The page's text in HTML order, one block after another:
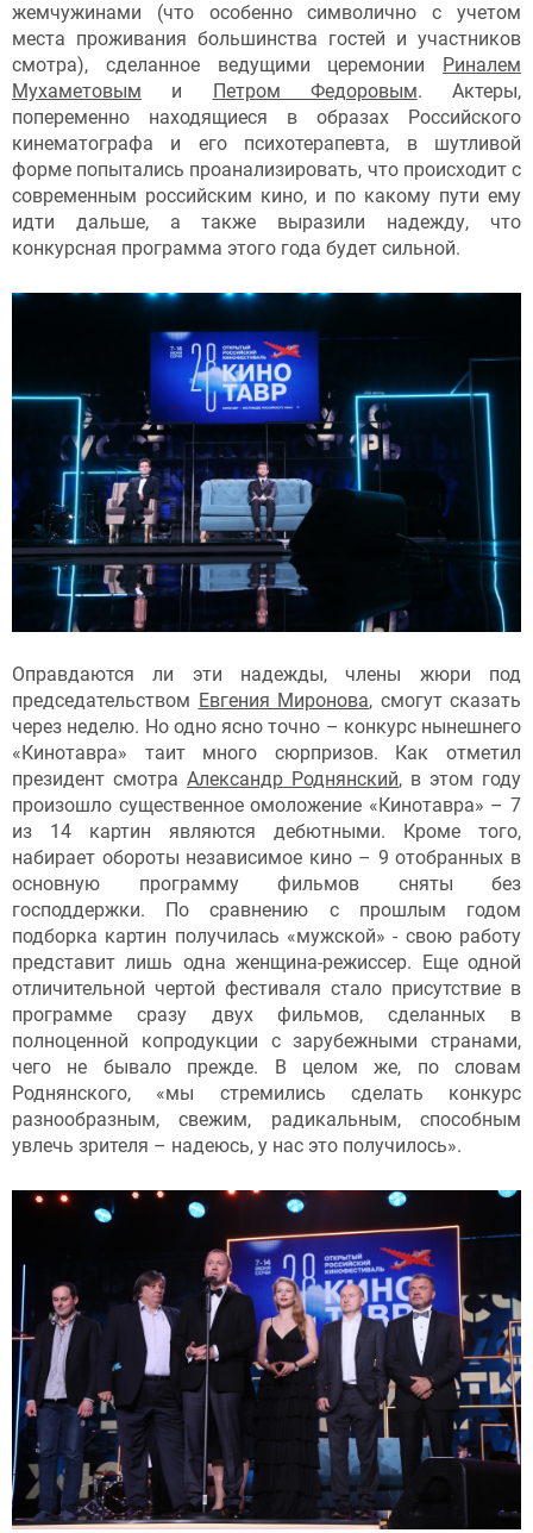
жемчужинами (что особенно символично с учетом
места проживания большинства гостей и участников
смотра), сделанное ведущими церемонии
Риналем
Мухаметовым и Петром Федоровым. Актеры,
попеременно находящиеся в образах Российского
кинематографа и его психотерапевта, в шутливой
форме попытались проанализировать, что происходит с
современным российским кино, и по какому пути ему
идти дальше, а также выразили надежду, что
конкурсная программа этого года будет сильной.
Оправдаются ли эти надежды, члены жюри под
председательством Евгения Миронова, смогут сказать
через неделю. Но одно ясно точно – конкурс нынешнего
«Кинотавра» таит много сюрпризов. Как отметил
президент смотра Александр Роднянский, в этом году
произошло существенное омоложение «Кинотавра» – 7
из 14 картин являются дебютными. Кроме того,
набирает обороты независимое кино – 9 отобранных в
основную программу фильмов сняты без
господдержки. По сравнению с прошлым годом
подборка картин получилась «мужской» - свою работу
представит лишь одна женщина-режиссер. Еще одной
отличительной чертой фестиваля стало присутствие в
программе сразу двух фильмов, сделанных в
полноценной копродукции с зарубежными странами,
чего не бывало прежде. В целом же, по словам
Роднянского, «мы стремились сделать конкурс
разнообразным, свежим, радикальным, способным
увлечь зрителя – надеюсь, у нас это получилось».